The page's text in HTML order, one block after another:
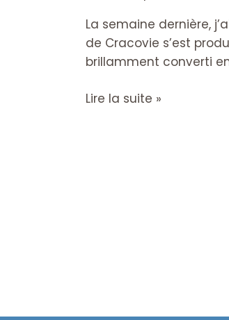
La semaine dernière,
de Cracovie s’est
brillamment converti
leadership
du
monde
de
la
Lire la suite »